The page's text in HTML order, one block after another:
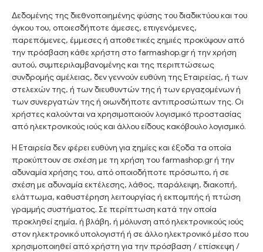
Δεδομένης της διεθνοποιημένης φύσης του διαδικτύου και του
όγκου του, οποιεσδήποτε άμεσες, επιγενόμενες,
παρεπόμενες, έμμεσες ή αποθετικές ζημιές προκύψουν από
την πρόσβαση κάθε χρήστη στο farmashop.gr ή την χρήση
αυτού, συμπεριλαμβανομένης και της περιπτώσεως
συνδρομής αμέλειας, δεν γεννούν ευθύνη της Εταιρείας, ή των
στελεχών της, ή των διευθυντών της ή των εργαζομένων ή
των συνεργατών της ή οιωνδήποτε αντιπροσώπων της. Οι
χρήστες καλούνται να χρησιμοποιούν λογισμικό προστασίας
από ηλεκτρονικούς ιούς και άλλου είδους κακόβουλο λογισμικό.
Η Εταιρεία δεν φέρει ευθύνη για ζημίες και έξοδα τα οποία
προκύπτουν σε σχέση με τη χρήση του farmashop.gr ή την
αδυναμία χρήσης του, από οποιοδήποτε πρόσωπο, ή σε
σχέση με αδυναμία εκτέλεσης, λάθος, παράλειψη, διακοπή,
ελάττωμα, καθυστέρηση λειτουργίας ή εκπομπής ή πτώση
γραμμής συστήματος. Σε περίπτωση κατά την οποία
προκληθεί ζημία, ή βλάβη, ή μόλυνση από ηλεκτρονικούς ιούς
στον ηλεκτρονικό υπολογιστή ή σε άλλο ηλεκτρονικό μέσο που
χρησιμοποιηθεί από χρήστη για την πρόσβαση / επίσκεψη /